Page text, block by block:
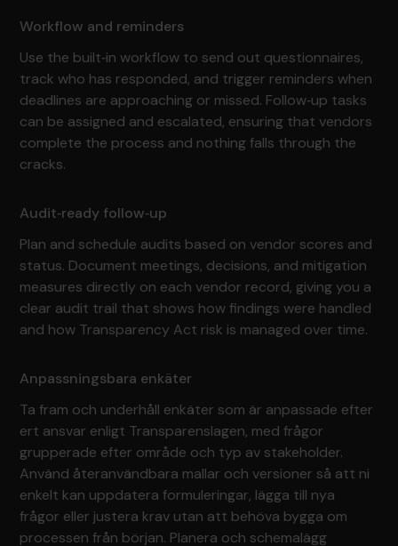
Workflow and reminders
Use the built‑in workflow to send out questionnaires,
track who has responded, and trigger reminders when
deadlines are approaching or missed. Follow‑up tasks
can be assigned and escalated, ensuring that vendors
complete the process and nothing falls through the
cracks.
Audit‑ready follow‑up
Plan and schedule audits based on vendor scores and
status. Document meetings, decisions, and mitigation
measures directly on each vendor record, giving you a
clear audit trail that shows how findings were handled
and how Transparency Act risk is managed over time.
Anpassningsbara enkäter
Ta fram och underhåll enkäter som är anpassade efter
ert ansvar enligt Transparenslagen, med frågor
grupperade efter område och typ av stakeholder.
Använd återanvändbara mallar och versioner så att ni
enkelt kan uppdatera formuleringar, lägga till nya
frågor eller justera krav utan att behöva bygga om
processen från början. Planera och schemalägg